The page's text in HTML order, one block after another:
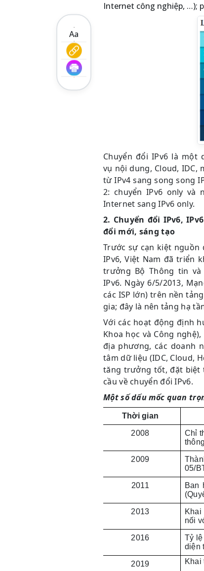
Aa
Internet công nghiệp, …);
Chuyển đổi IPv6 là
vụ nội dung, Cloud, IDC,
từ IPv4 sang song song
2: chuyển IPv6 only và
Internet sang IPv6 only.
2. Chuyển đổi IPv6,
đổi mới, sáng tạo
Trước sự cạn kiệt nguồn
IPv6, Việt Nam đã triển
trưởng Bộ Thông tin
IPv6. Ngày 6/5/2013,
các ISP lớn) trên nền
gia; đây là nên tảng hạ
Với các hoạt động định
Khoa học và Công
địa phương, các doanh
tâm dữ liệu (IDC, Cloud,
tăng trưởng tốt, đặt biệt
cầu về chuyển đổi IPv6.
Một số dấu mốc quan
Thời gian
2008
Chỉ
2009
05/
2011
Ban
2013
nối
2016
Tỷ
diện
2019
Khai